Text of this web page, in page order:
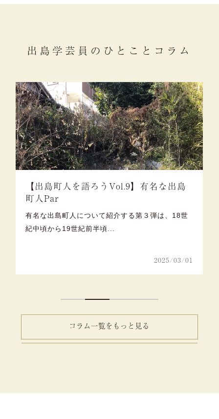
出島学芸員のひとことコラム
町人を語ろうVol.9】有名な出島
出島町人について紹介する第３弾は、18世
から19世紀前半頃...
【出島
有名な出島
コラム一覧をもっと見る